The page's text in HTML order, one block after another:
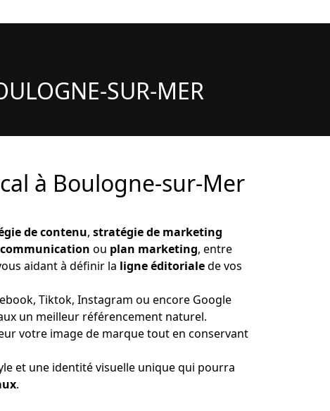
SUR-MER
à Boulogne-sur-Mer
de contenu, stratégie de marketing
ou plan marketing, entre
aidant à définir la ligne éditorialede vos
Tiktok, Instagram ou encore Google
un meilleur référencement naturel.
votre image de marque tout en conservant
et une identité visuelle unique qui pourra
.